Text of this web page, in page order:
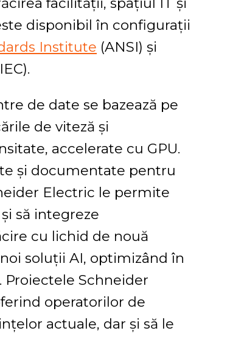
disponibil în configurații
Institute (ANSI) și
de date se bazează pe
de viteză și
accelerate cu GPU.
și documentate pentru
Electric le permite
să integreze
cu lichid de nouă
soluții AI, optimizând în
Schneider
operatorilor de
actuale, dar și să le